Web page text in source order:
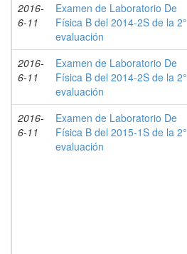
2016-
6-11
Examen de Laboratorio De
Física B del 2014-2S de la 2°
evaluación
2016-
6-11
Examen de Laboratorio De
Física B del 2014-2S de la 2°
evaluación
2016-
6-11
Examen de Laboratorio De
Física B del 2015-1S de la 2°
evaluación